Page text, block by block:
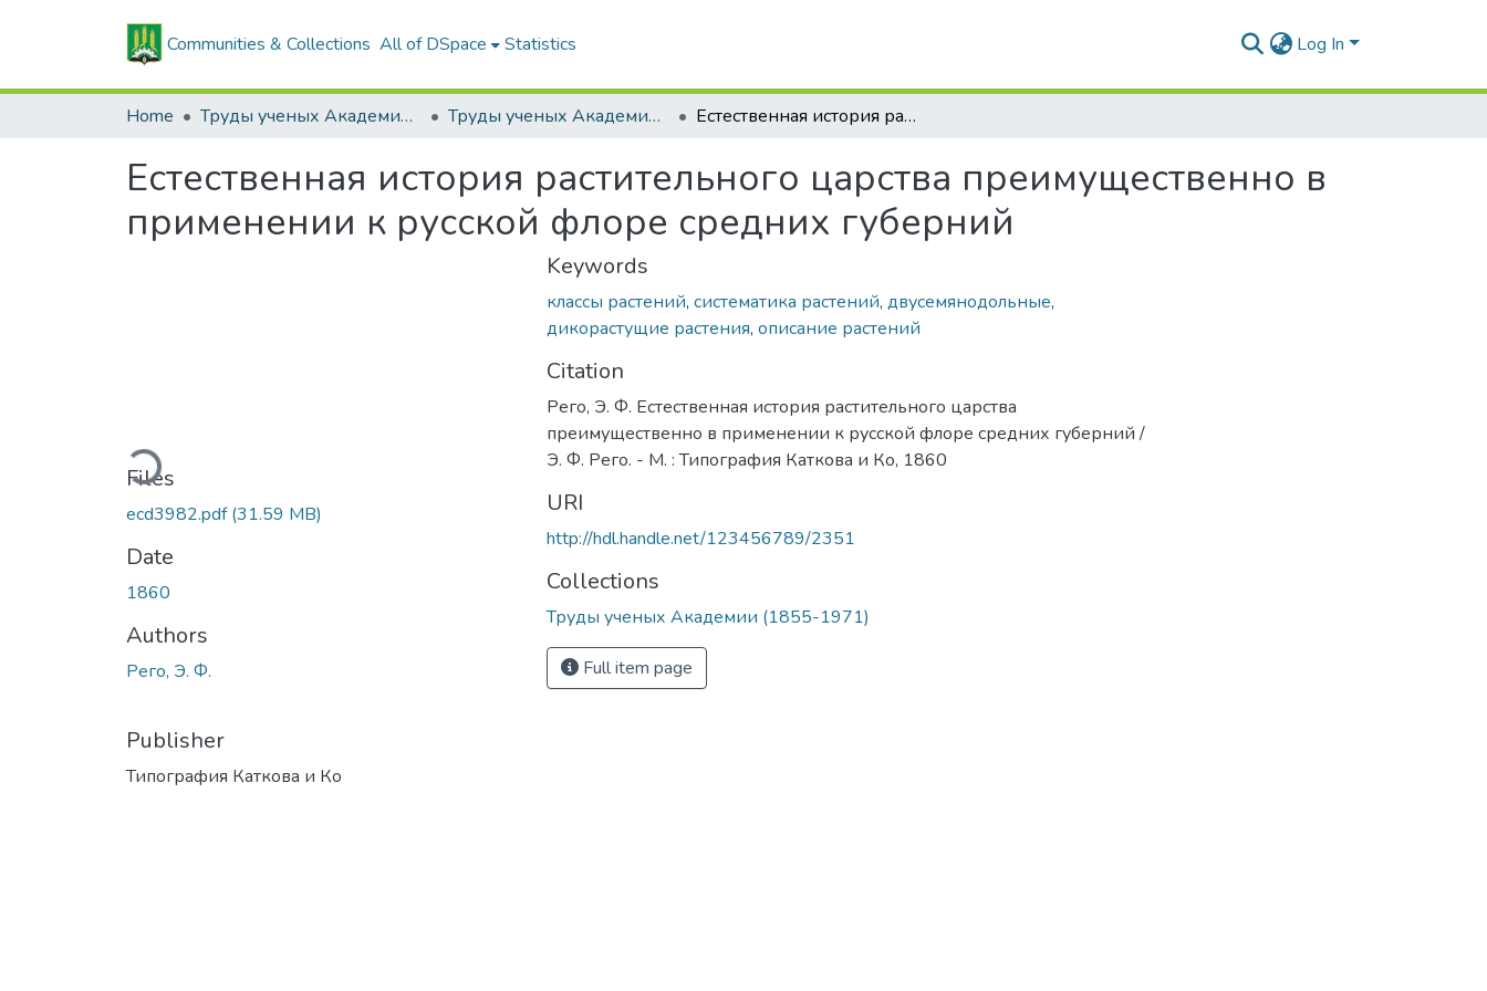
Communities & Collections All of DSpace Statistics Log In
Home Труды ученых Академии (1855-1971) Труды ученых Академии (1855-1971) Естественная история растительного царства преимущественно в применении к русской флоре средних губерний
Естественная история растительного царства преимущественно в
применении к русской флоре средних губерний
Loading...
Files
ecd3982.pdf(31.59 MB)
Date
1860
Authors
Рего, Э. Ф.
Publisher
Типография Каткова и Ко
Keywords
классы растений, систематика растений, двусемянодольные,
дикорастущие растения, описание растений
Citation
Рего, Э. Ф. Естественная история растительного царства
преимущественно в применении к русской флоре средних губерний /
Э. Ф. Рего. - М. : Типография Каткова и Ко, 1860
URI
http://hdl.handle.net/123456789/2351
Collections
Труды ученых Академии (1855-1971)
Full item page